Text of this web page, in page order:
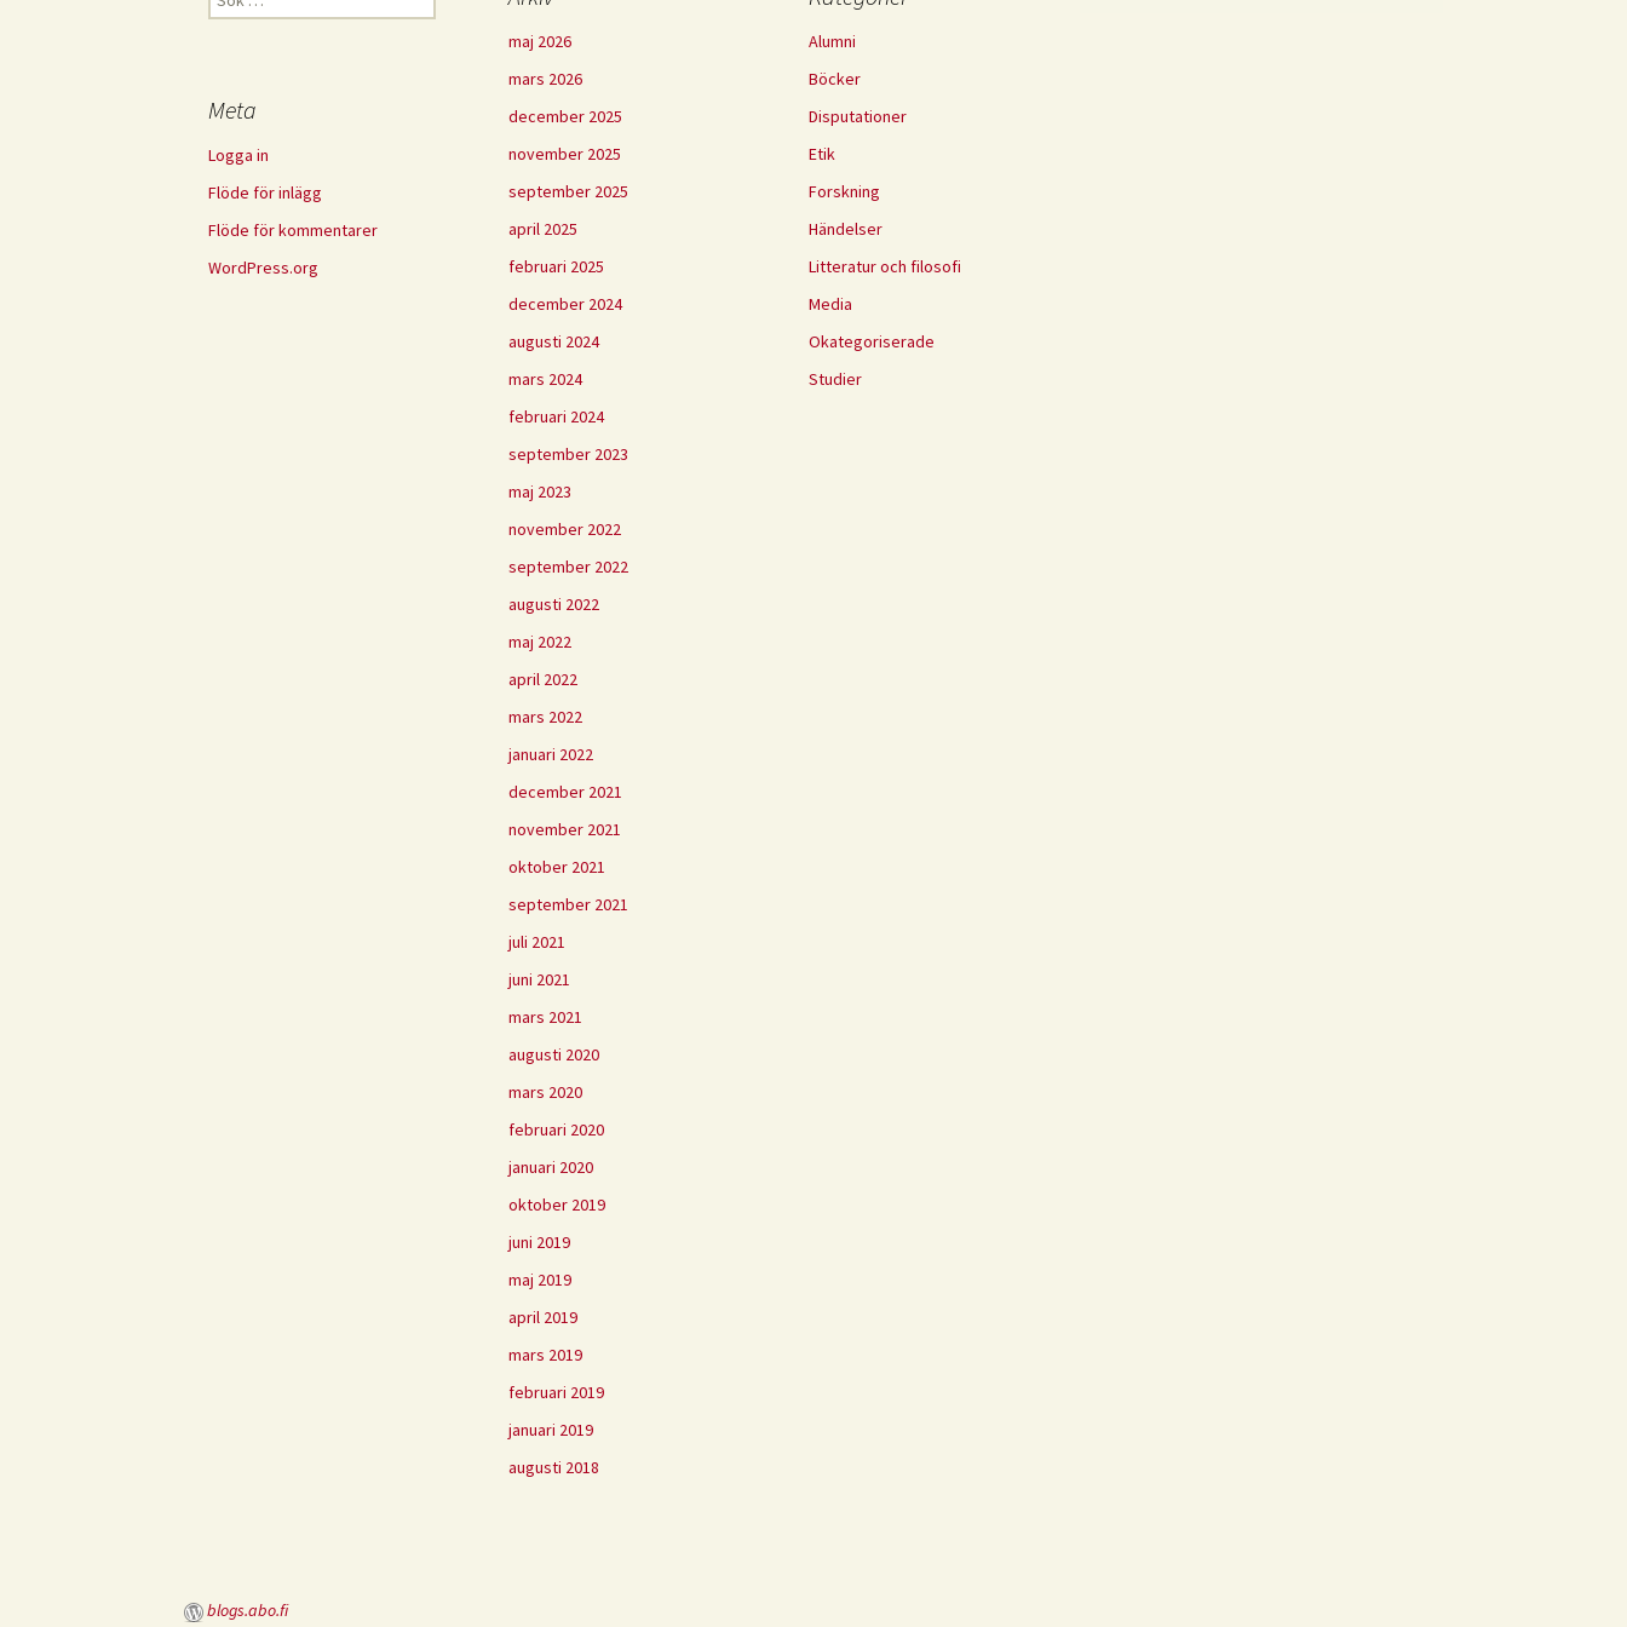
efter:
maj 2026
mars 2026
december 2025
november 2025
september 2025
april 2025
februari 2025
december 2024
augusti 2024
mars 2024
februari 2024
september 2023
maj 2023
november 2022
september 2022
augusti 2022
maj 2022
april 2022
mars 2022
januari 2022
december 2021
november 2021
oktober 2021
september 2021
juli 2021
juni 2021
mars 2021
augusti 2020
mars 2020
februari 2020
januari 2020
oktober 2019
juni 2019
maj 2019
april 2019
mars 2019
februari 2019
januari 2019
augusti 2018
Alumni
Böcker
Disputationer
Etik
Forskning
Händelser
Litteratur och filosofi
Media
Okategoriserade
Studier
Meta
Logga in
Flöde för inlägg
Flöde för kommentarer
WordPress.org
blogs.abo.fi